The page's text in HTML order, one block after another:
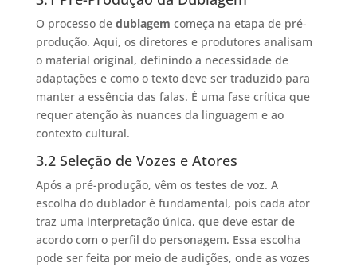
O processo de dublagem começa na etapa de pré-
produção. Aqui, os diretores e produtores analisam
o material original, definindo a necessidade de
adaptações e como o texto deve ser traduzido para
manter a essência das falas. É uma fase crítica que
requer atenção às nuances da linguagem e ao
contexto cultural.
3.2 Seleção de Vozes e Atores
Após a pré-produção, vêm os testes de voz. A
escolha do dublador é fundamental, pois cada ator
traz uma interpretação única, que deve estar de
acordo com o perfil do personagem. Essa escolha
pode ser feita por meio de audições, onde as vozes